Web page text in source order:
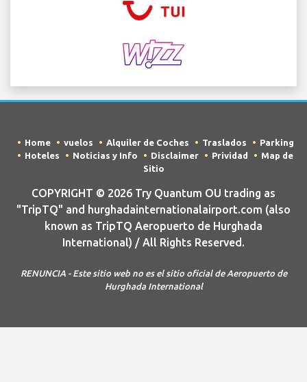
Home vuelos Alquiler de Coches Traslados
Parking
Hoteles
Noticias y Info Disclaimer Prividad
Map de
Sitio
COPYRIGHT © 2026 Try Quantum OU trading as
"TripTQ" and hurghadainternationalairport.com (also
known as TripTQ Aeropuerto de Hurghada
International) / All Rights Reserved.
RENUNCIA - Este sitio web no es el sitio oficial de Aeropuerto de
Hurghada International